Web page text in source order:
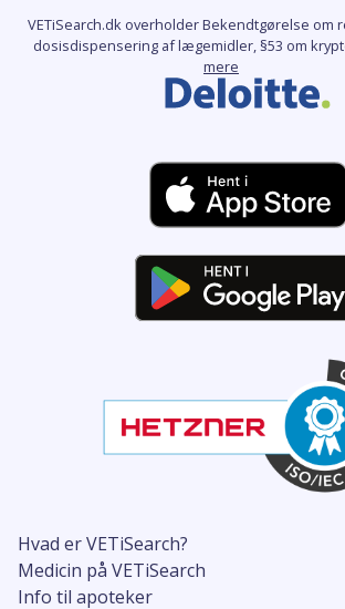
Hvad er VETiSearch?
Medicin på VETiSearch
Info til apoteker
VETiSearch.dk overholder Bekendtgørelse om
dosisdispensering af lægemidler, §53 om
mere